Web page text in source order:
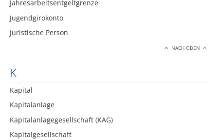
Jahresarbeitsentgeltgrenze
Jugendgirokonto
Juristische Person
NACH OBEN
K
Kapital
Kapitalanlage
Kapitalanlagegesellschaft (KAG)
Kapitalgesellschaft